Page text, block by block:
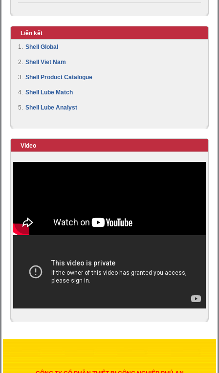
Liên kết
1. Shell Global
2. Shell Viet Nam
3. Shell Product Catalogue
4. Shell Lube Match
5. Shell Lube Analyst
Video